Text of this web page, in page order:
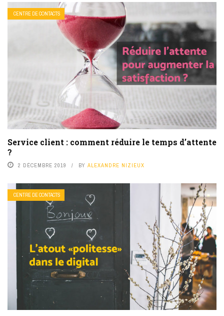
CENTRE DE CONTACTS
Service client : comment réduire le temps d’attente
?
2 DÉCEMBRE 2019 BY ALEXANDRE NIZIEUX
CENTRE DE CONTACTS